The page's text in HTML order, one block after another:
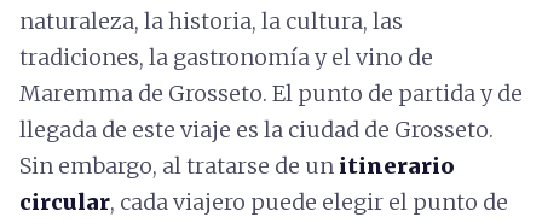
naturaleza, la historia, la cultura, las
tradiciones, la gastronomía y el vino de
Maremma de Grosseto. El punto de partida y de
llegada de este viaje es la ciudad de Grosseto.
Sin embargo, al tratarse de un itinerario
circular, cada viajero puede elegir el punto de